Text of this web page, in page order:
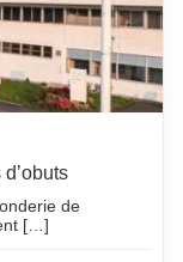
de
[…]